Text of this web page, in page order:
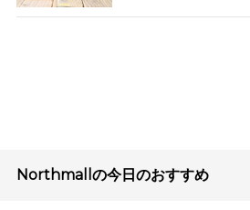
Northmallの今日のおすすめ